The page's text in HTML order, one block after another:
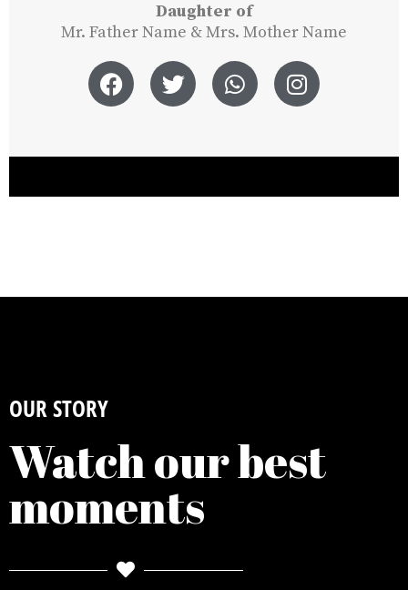
Daughter of
Mr. Father Name & Mrs. Mother Name
OUR STORY
Watch our best
moments